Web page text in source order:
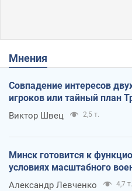
Мнения
Совпадение интересов
игроков или тайный план
Виктор Швец 2,5 т.
Минск готовится к
условиях масштабного
Александр Левченко 4,7 т.